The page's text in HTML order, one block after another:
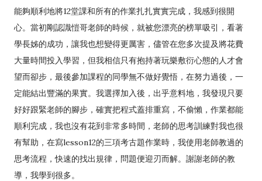
能夠順利地將12堂課和所有的作業扎扎實實完成，我感到很開
心。當初剛認識愷哥老師的時候，就被您漂亮的榜單吸引，看著
學長姊的成功，讓我也想變得更厲害，儘管在您多次提及將花費
大量時間投入學習，但我相信只有抱持著玩樂敷衍心態的人才會
望而卻步，最後參加課程的同學無不做好覺悟，在努力過後，一
定能結出豐滿的果實。我選擇加入後，出乎意料地，我發現只要
好好跟緊老師的腳步，確實把程式蓋排重寫，不偷懶，作業都能
順利完成，我也沒有花到非常多時間，老師的思考訓練對我也很
有幫助，在寫lesson12的三項考古題作業時，我使用老師教過的
思考流程，快速的找出規律，問題便迎刃而解。謝謝老師的教
導，我學到很多。